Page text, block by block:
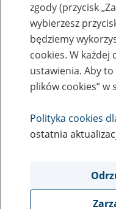
Zaproś ZUS do
eZUS w
Rodzaj wydarzenia
Szkolenia
Obszar merytoryczny
obsługa klientów
zgody (przycisk
wybierzesz
będziemy
cookies. W każdej
ustawienia. Aby
plików cookies” w
Polityka cookies
ostatnia